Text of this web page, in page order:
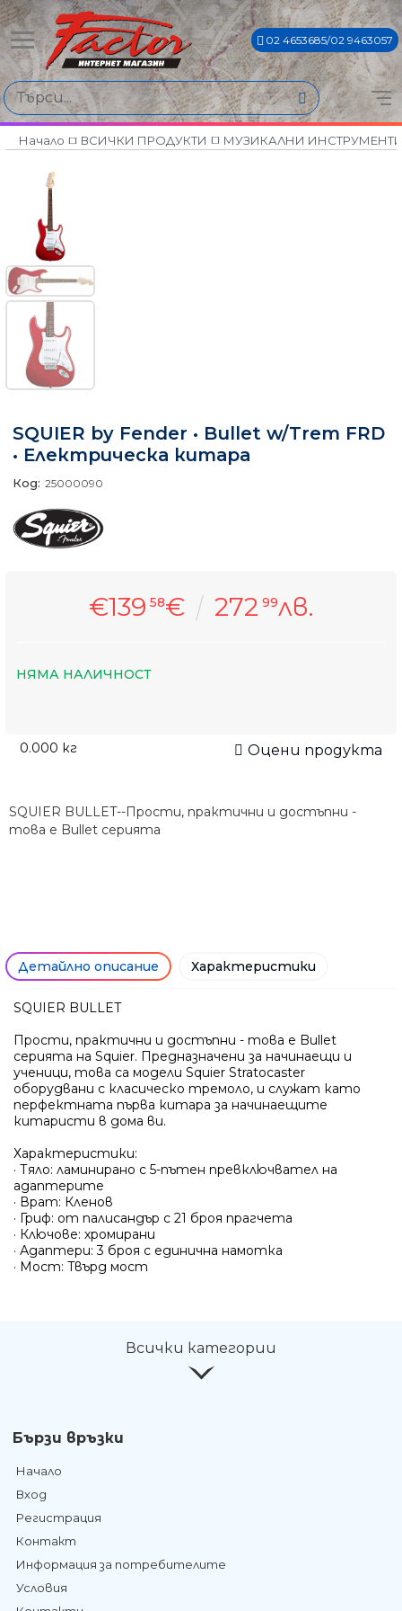
02 4653685/02 9463057
Начало ВСИЧКИ ПРОДУКТИ МУЗИКАЛНИ
SQUIER by Fender • Bullet w/Trem FRD
• Електрическа китара
Код: 25000090
€139 58€ 272 99лв.
НЯМА НАЛИЧНОСТ
0.000 кг Оцени продукта
SQUIER BULLET--Прости, практични и достъпни -
това е Bullet серията
Детайлно описание Характеристики
SQUIER BULLET
Прости, практични и достъпни - това е Bullet
серията на Squier. Предназначени за начинаещи и
ученици, това са модели Squier Stratocaster
оборудвани с класическо тремоло, и служат като
перфектната първа китара за начинаещите
китаристи в дома ви.
Характеристики:
· Тяло: ламинирано с 5-пътен превключвател на
адаптерите
· Врат: Кленов
· Гриф: от палисандър с 21 броя прагчета
· Ключове: хромирани
· Адаптери: 3 броя с единична намотка
· Мост: Твърд мост
Всички категории
Бързи връзки
Начало
Вход
Регистрация
Контакт
Информация за потребителите
Условия